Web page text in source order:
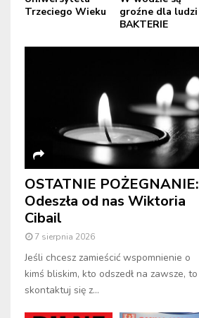
Trzeciego Wieku
groźne dla ludzi
BAKTERIE
OSTATNIE POŻEGNANIE:
Odeszła od nas Wiktoria
Cibail
7 sierpnia 2026
Jeśli chcesz zamieścić wspomnienie o
kimś bliskim, kto odszedł na zawsze, to
skontaktuj się z...